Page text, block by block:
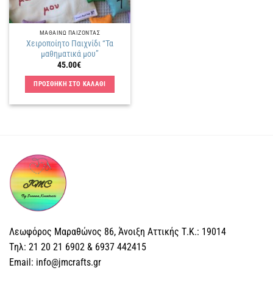
ΜΑΘΑΙΝΩ ΠΑΙΖΟΝΤΑΣ
Χειροποίητο Παιχνίδι “Τα
μαθηματικά μου”
45.00€
ΠΡΟΣΘΗΚΗ ΣΤΟ ΚΑΛΑΘΙ
Λεωφόρος Μαραθώνος 86, Άνοιξη Αττικής Τ.Κ.: 19014
Tηλ: 21 20 21 6902 & 6937 442415
Email: info@jmcrafts.gr